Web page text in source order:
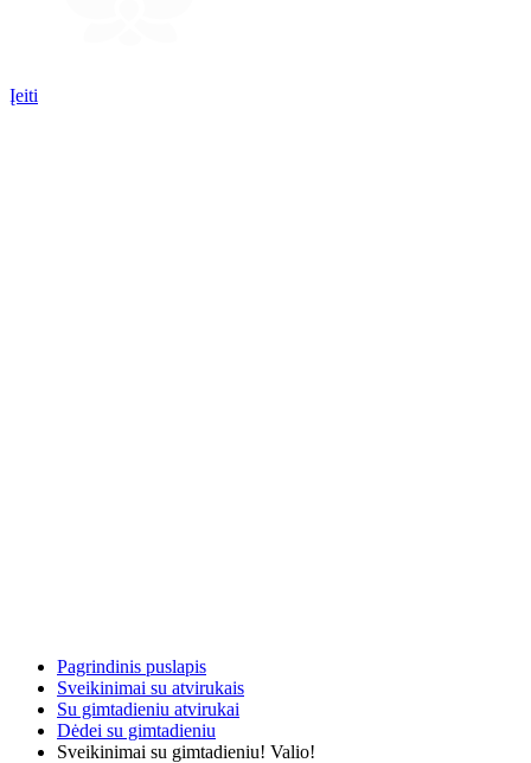
Įeiti
Pagrindinis puslapis
Sveikinimai su atvirukais
Su gimtadieniu atvirukai
Dėdei su gimtadieniu
Sveikinimai su gimtadieniu! Valio!